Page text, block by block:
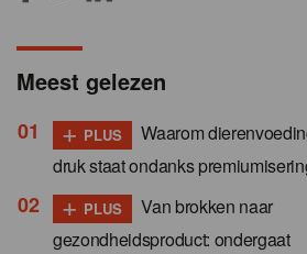
Meest gelezen
+ PLUS
Waarom
druk staat ondanks
+ PLUS
Van brokken naar
gezondheidsproduct: ondergaat